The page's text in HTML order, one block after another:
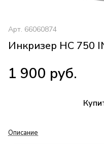
Арт. 66060874
Инкризер HC 750
1 900 руб.
Описание